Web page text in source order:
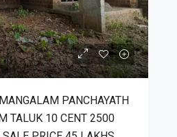
PANCHAYATH
TALUK 10 CENT 2500